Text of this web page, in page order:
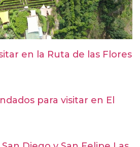
en la Ruta de las Flores
para visitar en El